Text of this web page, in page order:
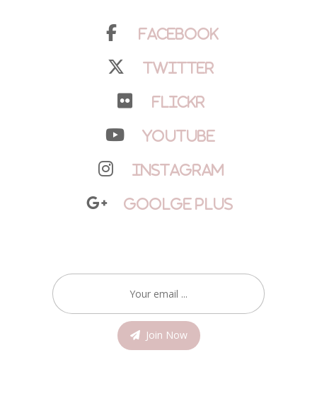
Facebook
Twitter
Flickr
YouTube
Instagram
Goolge Plus
Join Now